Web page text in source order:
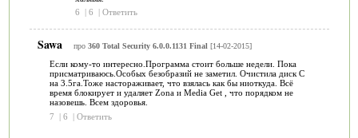
6
| 6 | Ответить
Sawa про 360 Total Security 6.0.0.1131 Final [14-02-2015]
Если кому-то интересно.Программа стоит больше недели. Пока
присматриваюсь.Особых безобразий не заметил. Очистила диск С
на 3.5га.Тоже настораживает, что взялась как бы ниоткуда. Всё
время блокирует и удаляет Zona и Media Get , что порядком не
назовешь. Всем здоровья.
7
| 6 | Ответить